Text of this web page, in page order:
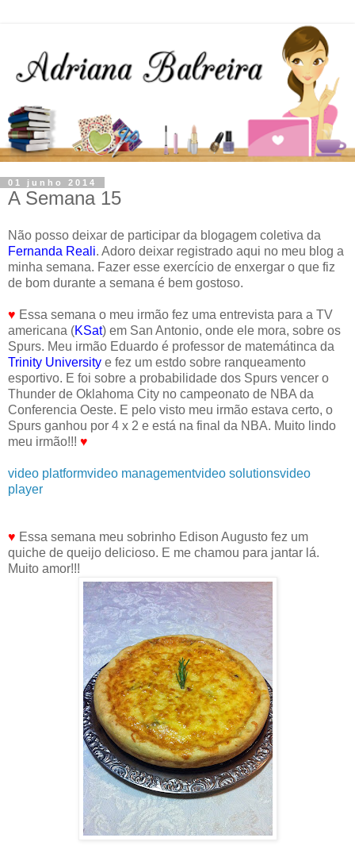
01 junho 2014
A Semana 15
Não posso deixar de participar da blogagem coletiva da
Fernanda Reali. Adoro deixar registrado aqui no meu blog a
minha semana. Fazer esse exercício de enxergar o que fiz
de bom durante a semana é bem gostoso.
♥ Essa semana o meu irmão fez uma entrevista para a TV
americana (KSat) em San Antonio, onde ele mora, sobre os
Spurs. Meu irmão Eduardo é professor de matemátinca da
Trinity University e fez um estdo sobre ranqueamento
esportivo. E foi sobre a probabilidade dos Spurs vencer o
Thunder de Oklahoma City no campeonato de NBA da
Conferencia Oeste. E pelo visto meu irmão estava certo, o
Spurs ganhou por 4 x 2 e está na final da NBA. Muito lindo
meu irmão!!! ♥
video platformvideo managementvideo solutionsvideo
player
♥ Essa semana meu sobrinho Edison Augusto fez um
quiche de queijo delicioso. E me chamou para jantar lá.
Muito amor!!!